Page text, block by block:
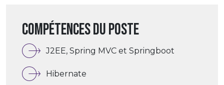
Compétences du poste
J2EE, Spring MVC et Springboot
Hibernate